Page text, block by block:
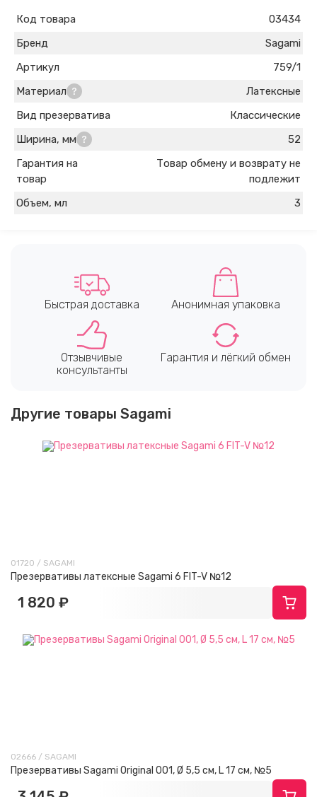
Код товара
03434
Бренд
Sagami
Артикул
759/1
Материал
Латексные
Вид презерватива
Классические
Ширина, мм
52
Гарантия на
товар
Товар обмену и возврату не
подлежит
Объем, мл
3
Быстрая доставка Анонимная упаковка
Отзывчивые
консультанты
Гарантия и лёгкий обмен
Другие товары Sagami
01720 / SAGAMI
Презервативы латексные Sagami 6 FIT-V №12
1 820 ₽
02666 / SAGAMI
Презервативы Sagami Original 001, Ø 5,5 см, L 17 см, №5